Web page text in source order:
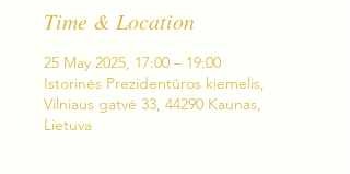
Time & Location
25 May 2025, 17:00 – 19:00
Istorinės Prezidentūros kiemelis,
Vilniaus gatvė 33, 44290 Kaunas,
Lietuva